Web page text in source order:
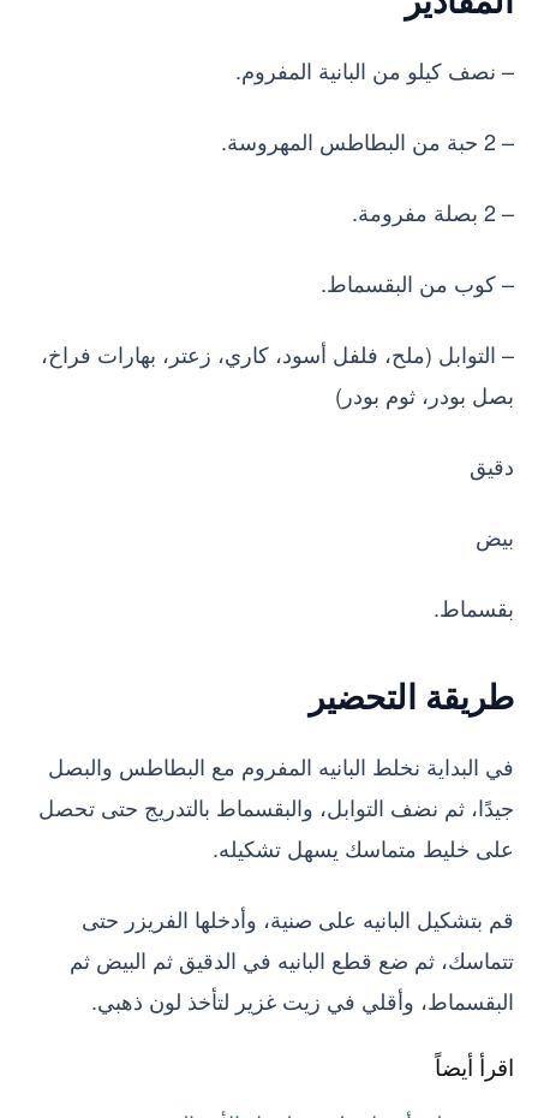
– نصف كيلو من البانية المفروم.
– 2 حبة من البطاطس المهروسة.
– 2 بصلة مفرومة.
– كوب من البقسماط.
– التوابل (ملح، فلفل أسود، كاري، زعتر، بهارات فراخ،
بصل بودر، ثوم بودر)
دقيق
بيض
بقسماط.
طريقة التحضير
في البداية نخلط البانيه المفروم مع البطاطس والبصل
جيدًا، ثم نضف التوابل، والبقسماط بالتدريج حتى تحصل
على خليط متماسك يسهل تشكيله.
قم بتشكيل البانيه على صنية، وأدخلها الفريزر حتى
تتماسك، ثم ضع قطع البانيه في الدقيق ثم البيض ثم
البقسماط، وأقلي في زيت غزير لتأخذ لون ذهبي.
اقرأ أيضاً